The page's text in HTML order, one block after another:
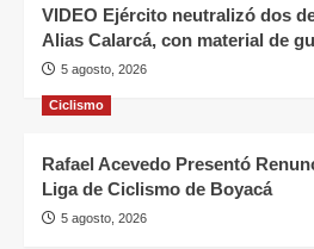
VIDEO Ejército neutralizó dos
Alias Calarcá, con material de
5 agosto, 2026
Ciclismo
Rafael Acevedo Presentó
Liga de Ciclismo de Boyacá
5 agosto, 2026